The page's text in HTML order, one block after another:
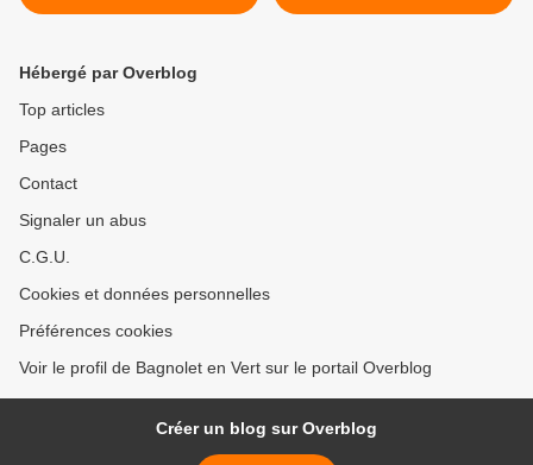
la Biodiversité Communale
courte vue >
Hébergé par Overblog
Top articles
Pages
Contact
Signaler un abus
C.G.U.
Cookies et données personnelles
Préférences cookies
Voir le profil de Bagnolet en Vert sur le portail Overblog
Créer un blog sur Overblog